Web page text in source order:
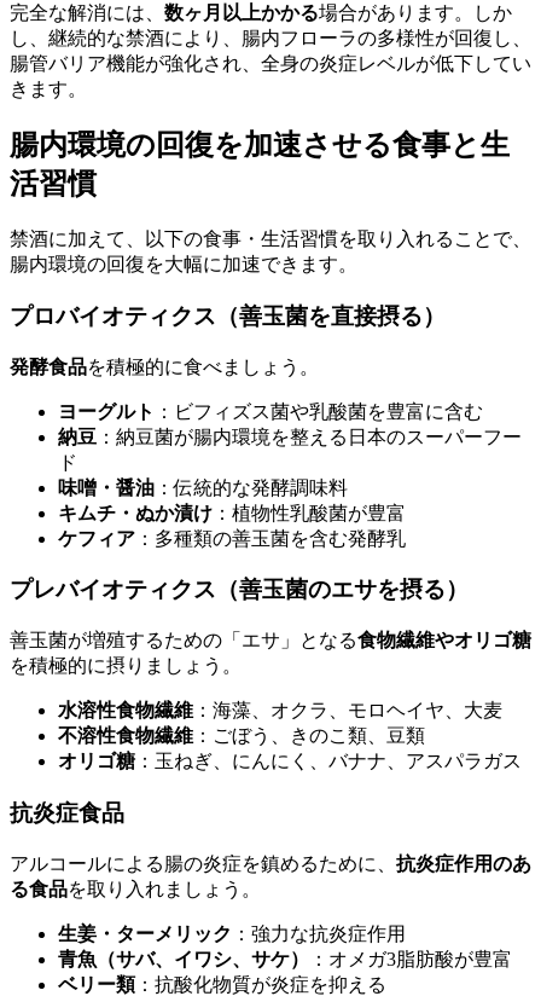
完全な解消には、 数ヶ月以上かかる場合があります。しか
し、継続的な禁酒により、腸内フローラの多様性が回復し、
腸管バリア機能が強化され、全身の炎症レベルが低下してい
きます。
腸内環境の回復を加速させる食事と生
活習慣
禁酒に加えて、以下の食事・生活習慣を取り入れることで、
腸内環境の回復を大幅に加速できます。
プロバイオティクス（善玉菌を直接摂る）
発酵食品を積極的に食べましょう。
ヨーグルト ：ビフィズス菌や乳酸菌を豊富に含む
納豆 ：納豆菌が腸内環境を整える日本のスーパーフー
ド
味噌・醤油 ：伝統的な発酵調味料
キムチ・ぬか漬け ：植物性乳酸菌が豊富
ケフィア ：多種類の善玉菌を含む発酵乳
プレバイオティクス（善玉菌のエサを摂る）
善玉菌が増殖するための「エサ」となる食物繊維やオリゴ糖
を積極的に摂りましょう。
水溶性食物繊維 ：海藻、オクラ、モロヘイヤ、大麦
不溶性食物繊維 ：ごぼう、きのこ類、豆類
オリゴ糖 ：玉ねぎ、にんにく、バナナ、アスパラガス
抗炎症食品
アルコールによる腸の炎症を鎮めるために、 抗炎症作用のあ
る食品を取り入れましょう。
生姜・ターメリック ：強力な抗炎症作用
青魚（サバ、イワシ、サケ）
：オメガ3脂肪酸が豊富
ベリー類：抗酸化物質が炎症を抑える